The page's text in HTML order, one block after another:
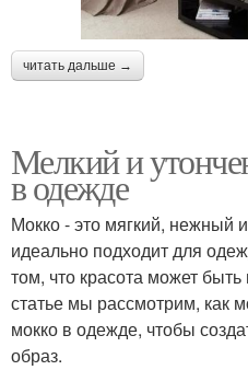
читать дальше →
Мелкий и
в одежде
Мокко - это мягкий, нежный
идеально подходит для
том, что красота может
статье мы рассмотрим, как
мокко в одежде, чтобы
образ.